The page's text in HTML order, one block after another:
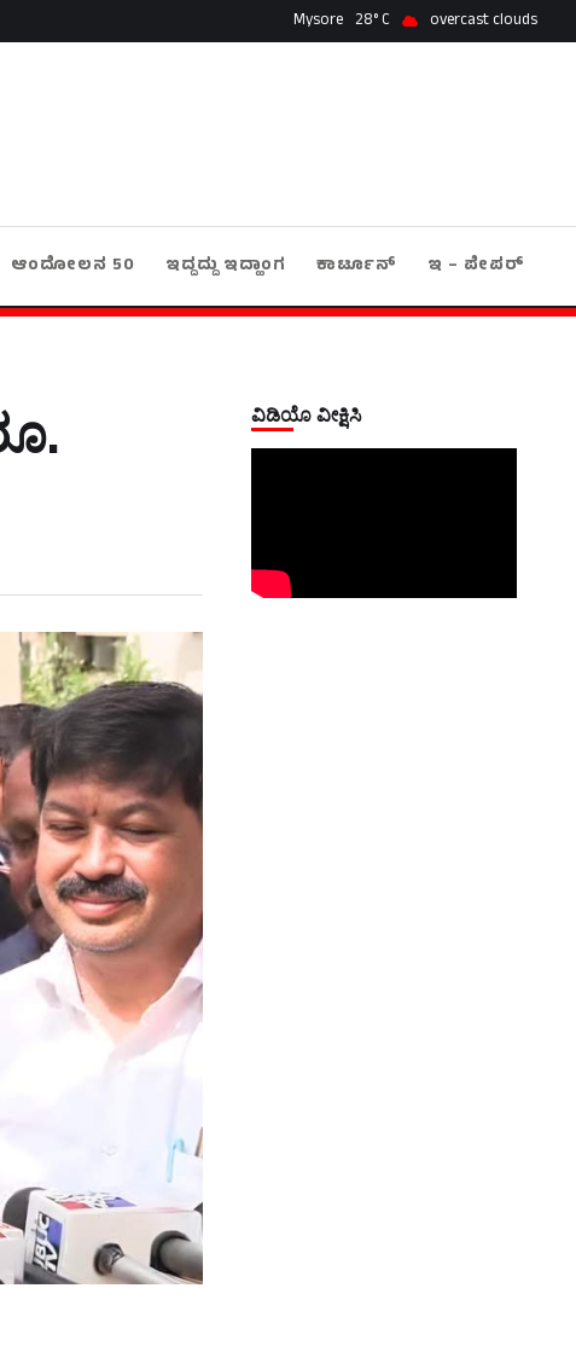
Mysore 28 overcast clouds
ಆಂದೋಲನ 50 ಇದ್ದದ್ದು ಇದ್ಹಾಂಗ ಕಾರ್ಟೂನ್ ಇ – ಪೇಪರ್
ವಿಡಿಯೊ ವೀಕ್ಷಿಸಿ